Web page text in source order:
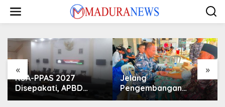
konten
« »
KUA-PPAS 2027
Disepakati, APBD
Sampang Defisit Rp
Jelang
Pengembangan
Lapangan Hidayah,